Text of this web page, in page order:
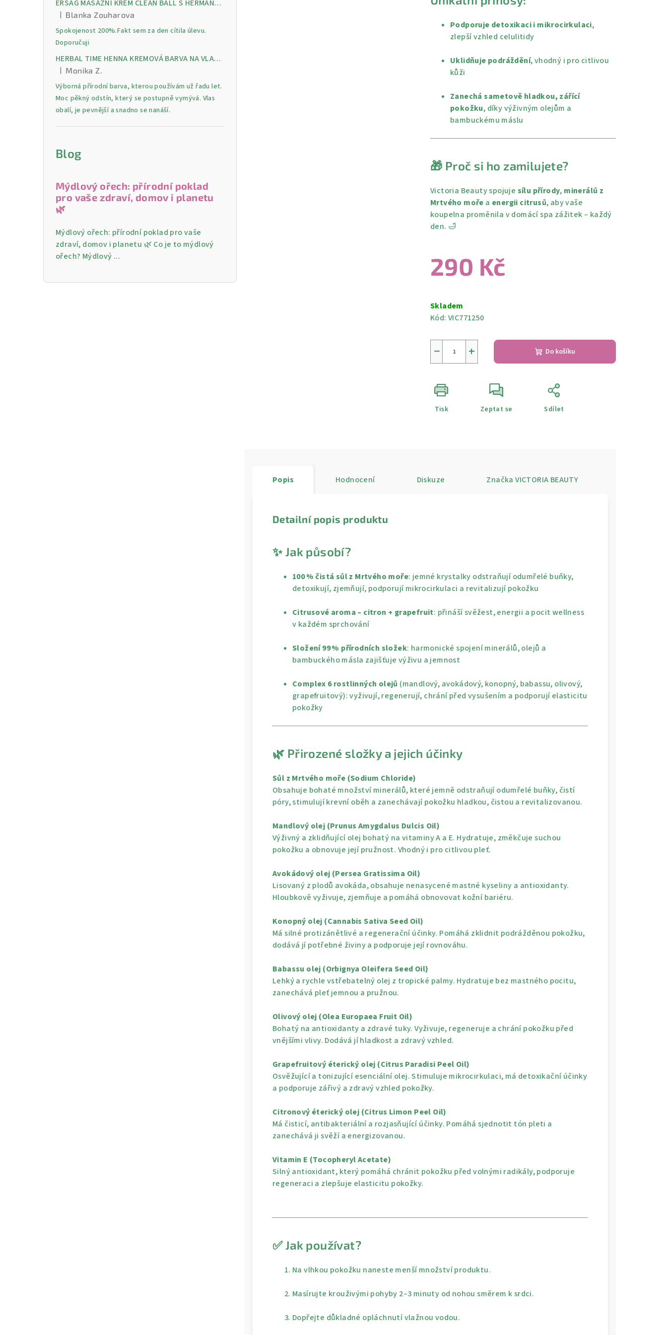
ERSAG MASÁŽNÍ KRÉM CLEAN BALL S HERMANKEM A MENTOLEM pro úlevu od bolesti, otoků a napětí ve svalech
Hodnocení produktu je 5 z 5 hvězdiček.
Blanka Zouharova
Spokojenost 200%.Fakt sem za den cítila úlevu.
Doporučuji
HERBAL TIME HENNA KREMOVÁ BARVA NA VLASY 9 Lilek 75 ml
Hodnocení produktu je 5 z 5 hvězdiček.
Monika Z.
Výborná přírodní barva, kterou používám už řadu let.
Moc pěkný odstín, který se postupně vymývá. Vlas
obalí, je pevnější a snadno se nanáší.
Blog
Mýdlový ořech: přírodní poklad
pro vaše zdraví, domov i planetu
🌿
Mýdlový ořech: přírodní poklad pro vaše
zdraví, domov i planetu 🌿 Co je to mýdlový
ořech? Mýdlový ...
Podporuje detoxikaci i mikrocirkulaci,
zlepší vzhled celulitidy
Uklidňuje podráždění, vhodný i pro citlivou
kůži
Zanechá sametově hladkou, zářící
pokožku, díky výživným olejům a
bambuckému máslu
🎁 Proč si ho zamilujete?
Victoria Beauty spojuje sílu přírody, minerálů z
Mrtvého moře a energii citrusů, aby vaše
koupelna proměnila v domácí spa zážitek – každý
den. 🛁
290 Kč
cena:
Skladem
Kód: VIC771250
+
− Do košíku
Tisk Zeptat se Sdílet
Popis Hodnocení Diskuze Značka VICTORIA BEAUTY
Detailní popis produktu
✨ Jak působí?
100 % čistá sůl z Mrtvého moře: jemné krystalky odstraňují odumřelé buňky,
detoxikují, zjemňují, podporují mikrocirkulaci a revitalizují pokožku
Citrusové aroma – citron + grapefruit: přináší svěžest, energii a pocit wellness
v každém sprchování
Složení 99 % přírodních složek: harmonické spojení minerálů, olejů a
bambuckého másla zajišťuje výživu a jemnost
Complex 6 rostlinných olejů (mandlový, avokádový, konopný, babassu, olivový,
grapefruitový): vyživují, regenerují, chrání před vysušením a podporují elasticitu
pokožky
🌿 Přirozené složky a jejich účinky
Sůl z Mrtvého moře (Sodium Chloride)
Obsahuje bohaté množství minerálů, které jemně odstraňují odumřelé buňky, čistí
póry, stimulují krevní oběh a zanechávají pokožku hladkou, čistou a revitalizovanou.
Mandlový olej (Prunus Amygdalus Dulcis Oil)
Výživný a zklidňující olej bohatý na vitaminy A a E. Hydratuje, změkčuje suchou
pokožku a obnovuje její pružnost. Vhodný i pro citlivou pleť.
Avokádový olej (Persea Gratissima Oil)
Lisovaný z plodů avokáda, obsahuje nenasycené mastné kyseliny a antioxidanty.
Hloubkově vyživuje, zjemňuje a pomáhá obnovovat kožní bariéru.
Konopný olej (Cannabis Sativa Seed Oil)
Má silné protizánětlivé a regenerační účinky. Pomáhá zklidnit podrážděnou pokožku,
dodává jí potřebné živiny a podporuje její rovnováhu.
Babassu olej (Orbignya Oleifera Seed Oil)
Lehký a rychle vstřebatelný olej z tropické palmy. Hydratuje bez mastného pocitu,
zanechává pleť jemnou a pružnou.
Olivový olej (Olea Europaea Fruit Oil)
Bohatý na antioxidanty a zdravé tuky. Vyživuje, regeneruje a chrání pokožku před
vnějšími vlivy. Dodává jí hladkost a zdravý vzhled.
Grapefruitový éterický olej (Citrus Paradisi Peel Oil)
Osvěžující a tonizující esenciální olej. Stimuluje mikrocirkulaci, má detoxikační účinky
a podporuje zářivý a zdravý vzhled pokožky.
Citronový éterický olej (Citrus Limon Peel Oil)
Má čisticí, antibakteriální a rozjasňující účinky. Pomáhá sjednotit tón pleti a
zanechává ji svěží a energizovanou.
Vitamin E (Tocopheryl Acetate)
Silný antioxidant, který pomáhá chránit pokožku před volnými radikály, podporuje
regeneraci a zlepšuje elasticitu pokožky.
✅ Jak používat?
Na vlhkou pokožku naneste menší množství produktu.
Masírujte krouživými pohyby 2–3 minuty od nohou směrem k srdci.
Dopřejte důkladné opláchnutí vlažnou vodou.